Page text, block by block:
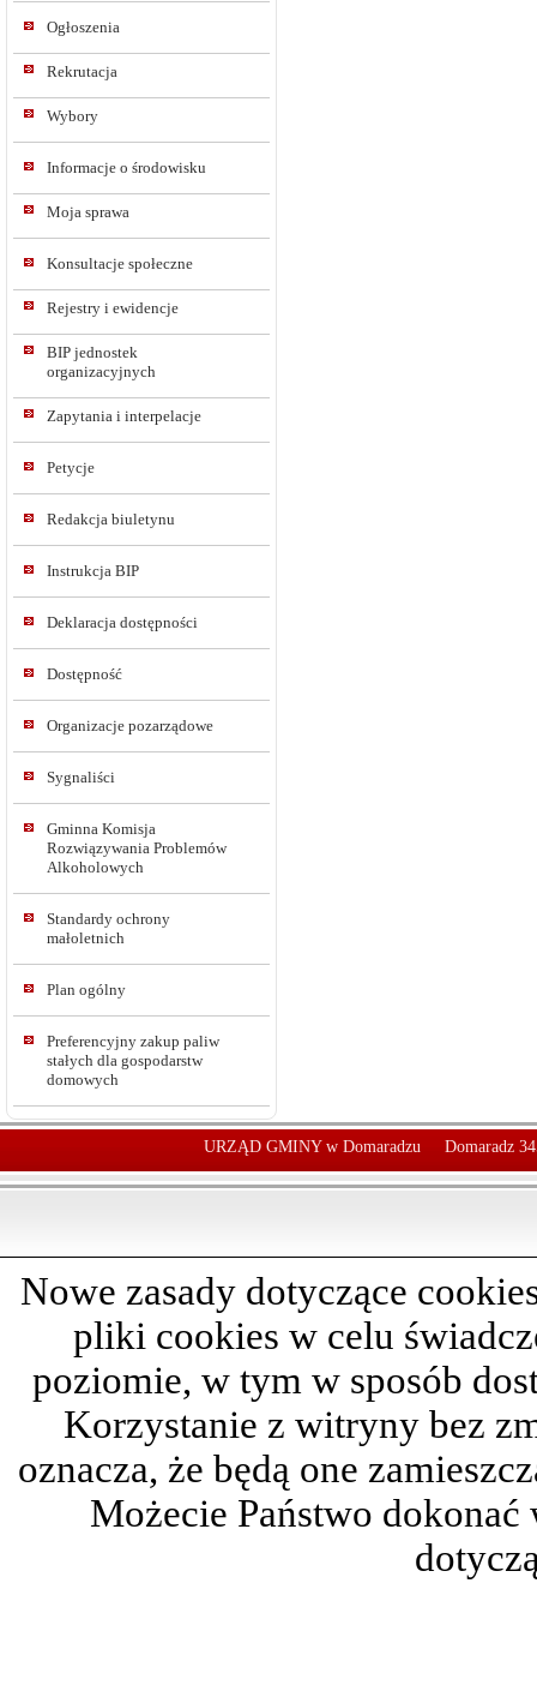
Ogłoszenia
Rekrutacja
Wybory
Informacje o środowisku
Moja sprawa
Konsultacje społeczne
Rejestry i ewidencje
BIP jednostek
organizacyjnych
Zapytania i interpelacje
Petycje
Redakcja biuletynu
Instrukcja BIP
Deklaracja dostępności
Dostępność
Organizacje pozarządowe
Sygnaliści
Gminna Komisja
Rozwiązywania Problemów
Alkoholowych
Standardy ochrony
małoletnich
Plan ogólny
Preferencyjny zakup paliw
stałych dla gospodarstw
domowych
URZĄD GMINY w Domaradzu Domaradz
Nowe zasady dotyczące
pliki cookies w celu
poziomie, w tym w sposób
Korzystanie z witryny bez
oznacza, że będą one
Możecie Państwo